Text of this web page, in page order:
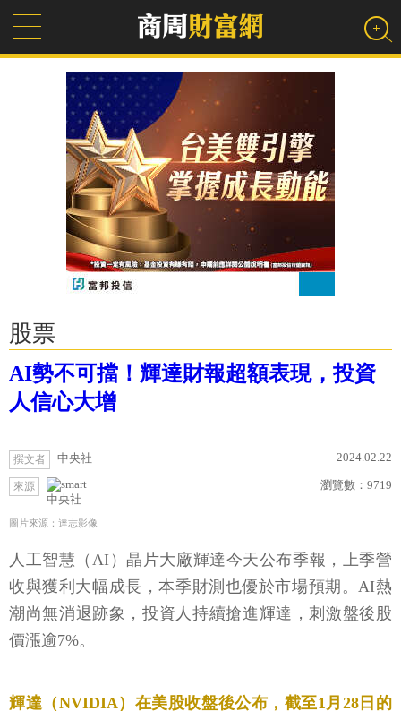
股票
AI勢不可擋！輝達財報超額表現，投資
人信心大增
撰文者 中央社 2024.02.22
來源
中央社
瀏覽數： 9719
圖片來源：達志影像
人工智慧（AI）晶片大廠輝達今天公布季報，上季營
收與獲利大幅成長，本季財測也優於市場預期。AI熱
潮尚無消退跡象，投資人持續搶進輝達，刺激盤後股
價漲逾7%。
輝達（NVIDIA）在美股收盤後公布，截至1月28日的